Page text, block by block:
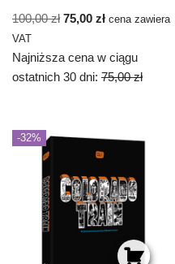
100,00zł 75,00 zł cena zawiera
VAT
Najniższa cena w ciągu
ostatnich 30 dni: 75,00 zł
-32%